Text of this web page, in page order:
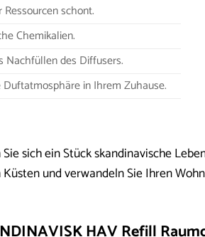
schont.
Chemikalien.
Nachfüllen des Diffusers.
in Ihrem Zuhause.
sich ein Stück skandinavische
und verwandeln Sie Ihren